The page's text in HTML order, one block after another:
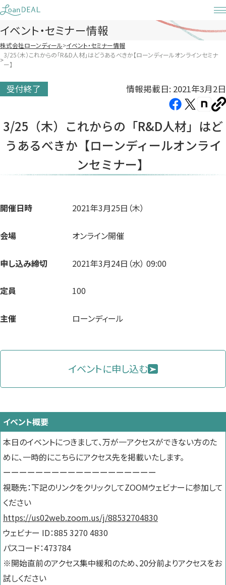
Skip
to
content
イベント・セミナー情報
株式会社ローンディール イベント・セミナー情報
3/25（木）これからの「R&D人材」はどうあるべきか【ローンディールオンラインセミナ
ー】
受付終了
情報掲載日: 2021年3月2日
Facebook（新
い
タ
X（新
い
タ
note（新
い
タ
コ
ピ
ー
3/25（木）これからの「R&D人材」はど
うあるべきか【ローンディールオンライ
ンセミナー】
開催日時 2021年3月25日（木）
会場 オンライン開催
申し込み締切 2021年3月24日（水） 09:00
定員 100
主催 ローンディール
イベントに申し込む
イベント概要
本日のイベントにつきまして、万が一アクセスができない方のた
めに、一時的にこちらにアクセス先を掲載いたします。
ーーーーーーーーーーーーーーーーーーー
視聴先：下記のリンクをクリックしてZOOMウェビナーに参加して
ください
https://us02web.zoom.us/j/88532704830
ウェビナー ID：885 3270 4830
パスコード：473784
※開始直前のアクセス集中緩和のため、20分前よりアクセスをお
試しください